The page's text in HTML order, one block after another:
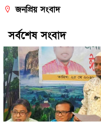
জনপ্রিয় সংবাদ
সর্বশেষ সংবাদ